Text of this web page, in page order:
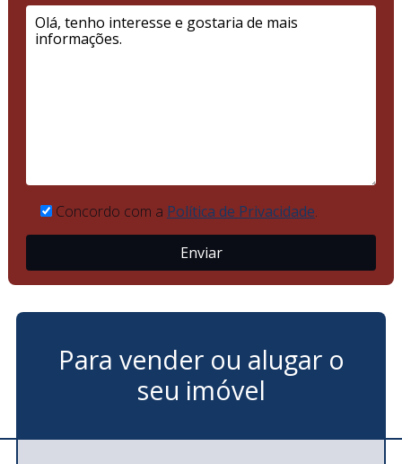
Concordo com a Política de Privacidade.
Para vender ou alugar o
seu imóvel